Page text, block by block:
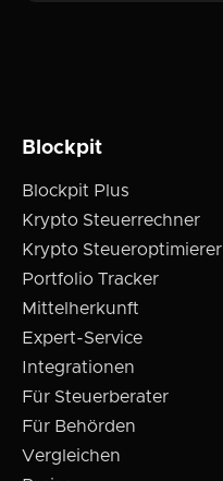
Blockpit
Blockpit Plus
Krypto Steuerrechner
Krypto Steueroptimierer
Portfolio Tracker
Mittelherkunft
Expert-Service
Integrationen
Für Steuerberater
Für Behörden
Vergleichen